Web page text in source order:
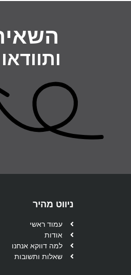
ניווט מהיר
עמוד ראשי
אודות
למה דווקא אנחנו
שאלות ותשובות